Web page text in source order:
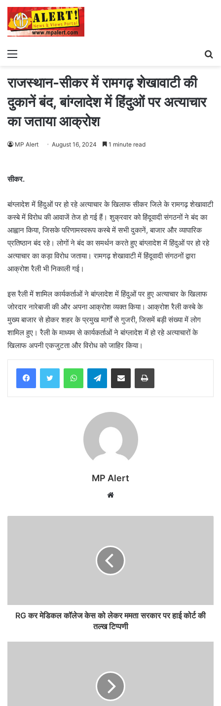
Menu
राजस्थान-सीकर में रामगढ़ शेखावाटी की
दुकानें बंद, बांग्लादेश में हिंदुओं पर अत्याचार
का जताया आक्रोश
MP Alert August 16, 2024 1 minute read
सीकर.
बांग्लादेश में हिंदुओं पर हो रहे अत्याचार के खिलाफ सीकर जिले के रामगढ़ शेखावाटी
कस्बे में विरोध की आवाजें तेज हो गई हैं। शुक्रवार को हिंदूवादी संगठनों ने बंद का
आह्वान किया, जिसके परिणामस्वरूप कस्बे में सभी दुकानें, बाजार और व्यापारिक
प्रतिष्ठान बंद रहे। लोगों ने बंद का समर्थन करते हुए बांग्लादेश में हिंदुओं पर हो रहे
अत्याचार का कड़ा विरोध जताया। रामगढ़ शेखावाटी में हिंदूवादी संगठनों द्वारा
आक्रोश रैली भी निकाली गई।
इस रैली में शामिल कार्यकर्ताओं ने बांग्लादेश में हिंदुओं पर हुए अत्याचार के खिलाफ
जोरदार नारेबाजी की और अपना आक्रोश व्यक्त किया। आक्रोश रैली कस्बे के
मुख्य बाजार से होकर शहर के प्रमुख मार्गों से गुजरी, जिसमें बड़ी संख्या में लोग
शामिल हुए। रैली के माध्यम से कार्यकर्ताओं ने बांग्लादेश में हो रहे अत्याचारों के
खिलाफ अपनी एकजुटता और विरोध को जाहिर किया।
WhatsAppTelegramShare via Email Print
MP Alert
Website
RG कर मेडिकल कॉलेज केस को लेकर ममता सरकार पर हाई कोर्ट की
तल्ख टिप्पणी